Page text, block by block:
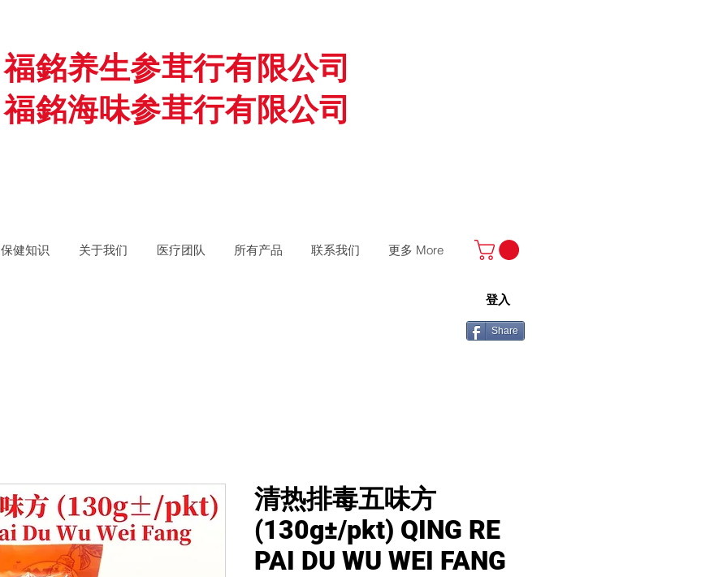
福銘养生参茸行有限公司
福銘海味参茸行有限公司
保健知识 关于我们 医疗团队 所有产品 联系我们 更多 More
登入
Share
清热排毒五味方
(130g±/pkt) QING RE
PAI DU WU WEI FANG